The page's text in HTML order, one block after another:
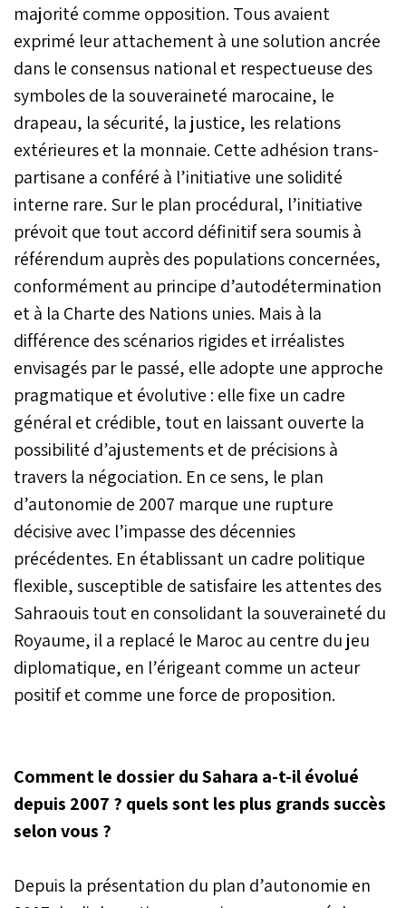
majorité comme opposition. Tous avaient
exprimé leur attachement à une solution ancrée
dans le consensus national et respectueuse des
symboles de la souveraineté marocaine, le
drapeau, la sécurité, la justice, les relations
extérieures et la monnaie. Cette adhésion trans-
partisane a conféré à l’initiative une solidité
interne rare. Sur le plan procédural, l’initiative
prévoit que tout accord définitif sera soumis à
référendum auprès des populations concernées,
conformément au principe d’autodétermination
et à la Charte des Nations unies. Mais à la
différence des scénarios rigides et irréalistes
envisagés par le passé, elle adopte une approche
pragmatique et évolutive : elle fixe un cadre
général et crédible, tout en laissant ouverte la
possibilité d’ajustements et de précisions à
travers la négociation. En ce sens, le plan
d’autonomie de 2007 marque une rupture
décisive avec l’impasse des décennies
précédentes. En établissant un cadre politique
flexible, susceptible de satisfaire les attentes des
Sahraouis tout en consolidant la souveraineté du
Royaume, il a replacé le Maroc au centre du jeu
diplomatique, en l’érigeant comme un acteur
positif et comme une force de proposition.
Comment le dossier du Sahara a-t-il évolué
depuis 2007 ? quels sont les plus grands succès
selon vous ?
Depuis la présentation du plan d’autonomie en